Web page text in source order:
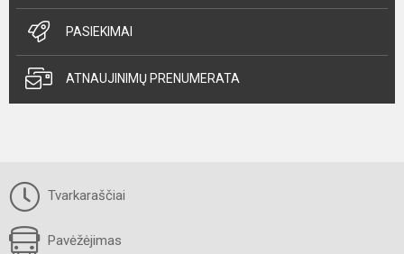
PASIEKIMAI
ATNAUJINIMŲ PRENUMERATA
Tvarkaraščiai
Pavėžėjimas